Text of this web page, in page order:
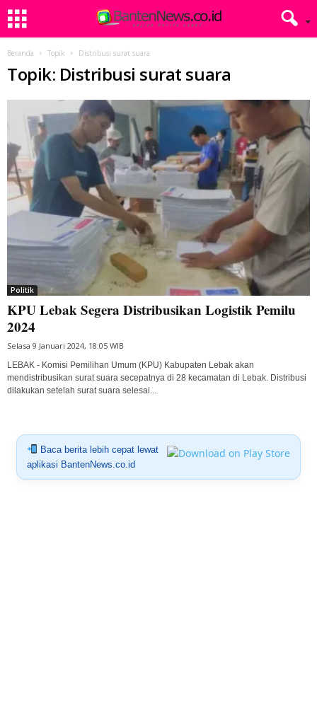
Beranda Topik Distribusi surat suara
Topik: Distribusi surat suara
Politik
KPU Lebak Segera Distribusikan Logistik Pemilu
2024
Selasa 9 Januari 2024, 18:05 WIB
LEBAK - Komisi Pemilihan Umum (KPU) Kabupaten Lebak akan
mendistribusikan surat suara secepatnya di 28 kecamatan di Lebak. Distribusi
dilakukan setelah surat suara selesai...
Baca berita lebih cepat lewat
aplikasi BantenNews.co.id